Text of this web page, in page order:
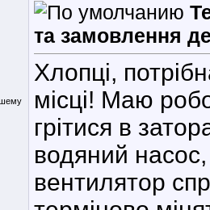
та замовлення
Хлопці,
місці! Маю
грітися в
водяний
вентилятор